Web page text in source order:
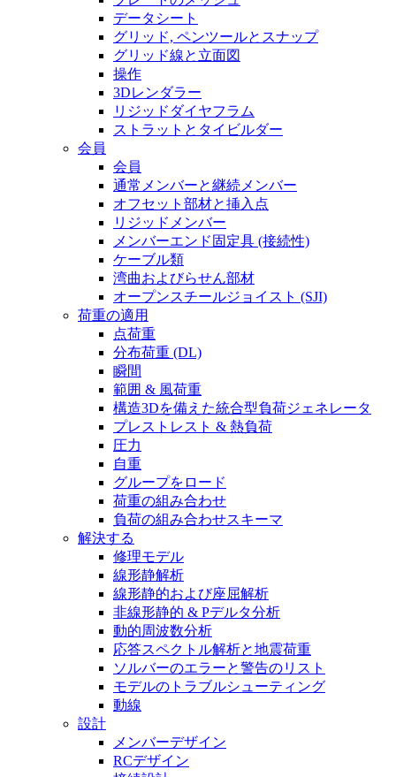
データシート
グリッド, ペンツールとスナップ
グリッド線と立面図
操作
3Dレンダラー
リジッドダイヤフラム
ストラットとタイビルダー
会員
会員
通常メンバーと継続メンバー
オフセット部材と挿入点
リジッドメンバー
メンバーエンド固定具 (接続性)
ケーブル類
湾曲およびらせん部材
オープンスチールジョイスト (SJI)
荷重の適用
点荷重
分布荷重 (DL)
瞬間
範囲 & 風荷重
構造3Dを備えた統合型負荷ジェネレータ
プレストレスト & 熱負荷
圧力
自重
グループをロード
荷重の組み合わせ
負荷の組み合わせスキーマ
解決する
修理モデル
線形静解析
線形静的および座屈解析
非線形静的 & Pデルタ分析
動的周波数分析
応答スペクトル解析と地震荷重
ソルバーのエラーと警告のリスト
モデルのトラブルシューティング
動線
設計
メンバーデザイン
RCデザイン